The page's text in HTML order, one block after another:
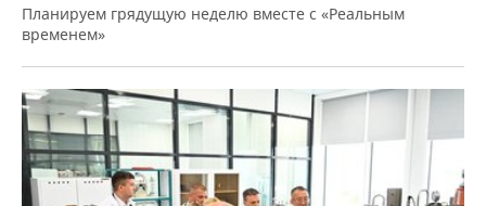
Планируем грядущую неделю вместе с «Реальным
временем»